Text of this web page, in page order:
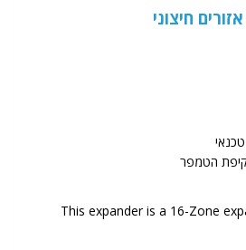
הטמפר
This expander is a 16-Zone